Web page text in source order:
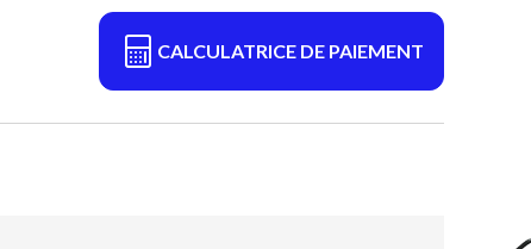
CALCULATRICE DE PAIEMENT